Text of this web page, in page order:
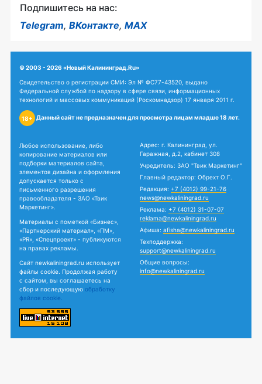
Подпишитесь на нас:
Telegram, ВКонтакте, MAX
© 2003 - 2026 «Новый Калининград.Ru»
Свидетельство о регистрации СМИ: Эл № ФС77-43520, выдано
Федеральной службой по надзору в сфере связи, информационных
технологий и массовых коммуникаций (Роскомнадзор) 17 января 2011 г.
18+ Данный сайт не предназначен для просмотра лицам младше 18 лет.
Любое использование, либо
копирование материалов или
подборки материалов сайта,
элементов дизайна и оформления
допускается только с
письменного разрешения
правообладателя - ЗАО «Твик
Маркетинг».
Материалы с пометкой «Бизнес»,
«Партнерский материал», «ПМ»,
«PR», «Спецпроект» - публикуются
на правах рекламы.
Сайт newkaliningrad.ru использует
файлы cookie. Продолжая работу
с сайтом, вы соглашаетесь на
сбор и последующую обработку
файлов cookie.
Адрес: г. Калининград, ул.
Гаражная, д.2, кабинет 308
Учредитель: ЗАО "Твик Маркетинг"
Главный редактор: Обрехт О.Г.
Редакция: +7 (4012) 99-21-76
news@newkaliningrad.ru
Реклама: +7 (4012) 31-07-07
reklama@newkaliningrad.ru
Афиша: afisha@newkaliningrad.ru
Техподдержка:
support@newkaliningrad.ru
Общие вопросы:
info@newkaliningrad.ru